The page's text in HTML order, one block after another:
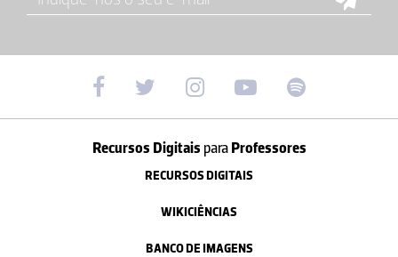
Recursos Digitais paraProfessores
RECURSOS DIGITAIS
WIKICIÊNCIAS
BANCO DE IMAGENS